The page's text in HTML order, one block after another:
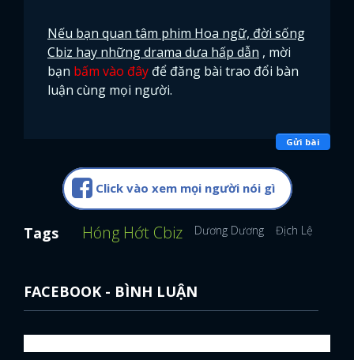
Nếu bạn quan tâm phim Hoa ngữ, đời sống
Cbiz hay những drama dưa hấp dẫn , mời
bạn bấm vào đây để đăng bài trao đổi bàn
luận cùng mọi người.
Gửi bài
Click vào xem mọi người nói gì
Tags Hóng Hớt Cbiz Dương Dương Địch Lệ Nhiệt
FACEBOOK - BÌNH LUẬN